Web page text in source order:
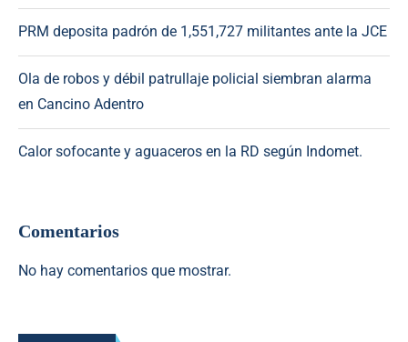
PRM deposita padrón de 1,551,727 militantes ante la JCE
Ola de robos y débil patrullaje policial siembran alarma
en Cancino Adentro
Calor sofocante y aguaceros en la RD según Indomet.
Comentarios
No hay comentarios que mostrar.